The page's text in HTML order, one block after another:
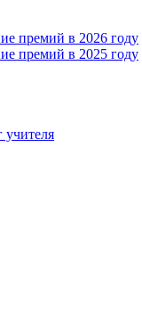
премий в 2026 году
премий в 2025 году
учителя